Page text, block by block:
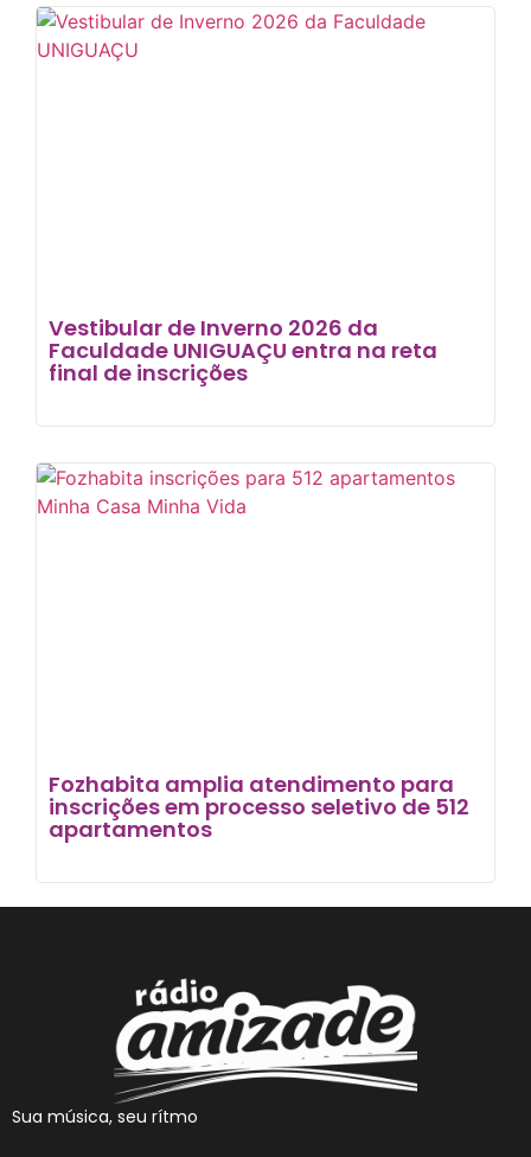
Vestibular de Inverno 2026 da
Faculdade UNIGUAÇU entra na reta
final de inscrições
Fozhabita amplia atendimento para
inscrições em processo seletivo de 512
apartamentos
Sua música, seu rítmo